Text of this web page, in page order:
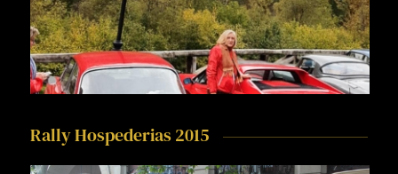
Rally Hospederias 2015